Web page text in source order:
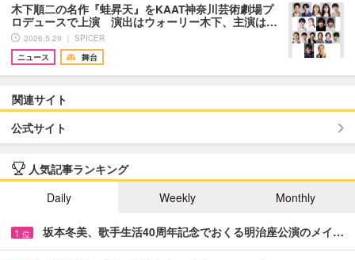
木下順二の名作『蛙昇天』をKAAT神奈川芸術劇場プ
ロデュースで上演 演出はウォーリー木下、主演は…
2026.5.29 ｜ SPICER
ニュース
舞台
関連サイト
公式サイト
人気記事ランキング
Daily
Weekly Monthly
1 位 坂本冬美、歌手生活40周年記念でおくる明治座公演のメイ…